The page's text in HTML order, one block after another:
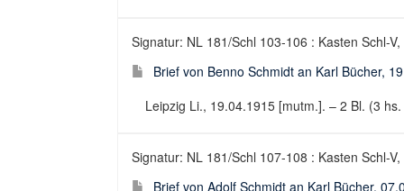
Signatur: NL 181/Schl 103-106 : Kasten Schl-
Brief von Benno Schmidt an Karl Bücher,
Leipzig Li., 19.04.1915 [mutm.]. – 2 Bl. (3
Signatur: NL 181/Schl 107-108 : Kasten Schl-
Brief von Adolf Schmidt an Karl Bücher,